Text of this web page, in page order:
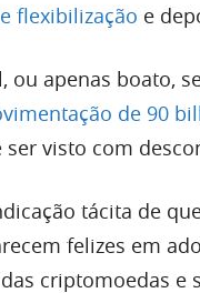
flexibilização e
ou apenas boato,
de 90
visto com
tácita de
felizes em
criptomoedas